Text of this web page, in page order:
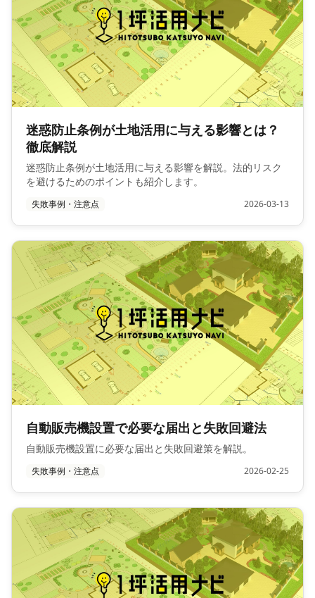
迷惑防止条例が土地活用に与える影響とは？
徹底解説
迷惑防止条例が土地活用に与える影響を解説。法的リスク
を避けるためのポイントも紹介します。
失敗事例・注意点 2026-03-13
自動販売機設置で必要な届出と失敗回避法
自動販売機設置に必要な届出と失敗回避策を解説。
失敗事例・注意点 2026-02-25